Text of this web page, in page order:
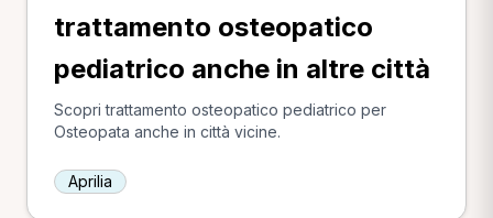
trattamento osteopatico
pediatrico anche in altre città
Scopri trattamento osteopatico pediatrico per
Osteopata anche in città vicine.
Aprilia